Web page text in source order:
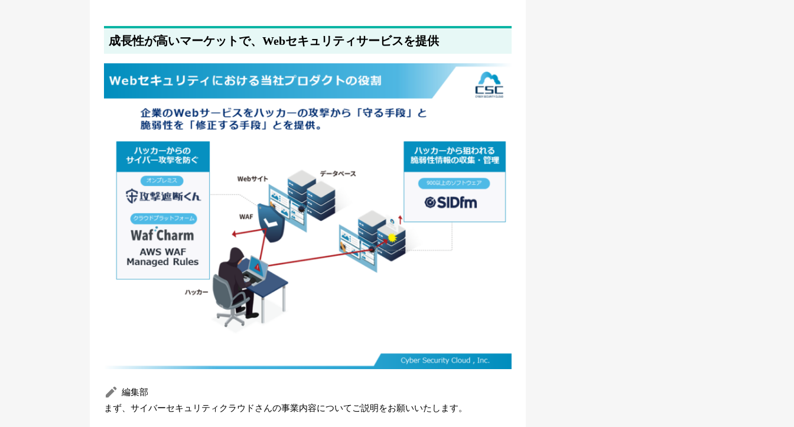
成長性が高いマーケットで、Webセキュリティサービスを提供
編集部
まず、サイバーセキュリティクラウドさんの事業内容についてご説明をお願いいたします。